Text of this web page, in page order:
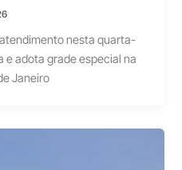
nesta quarta-
e adota grade especial na
Janeiro